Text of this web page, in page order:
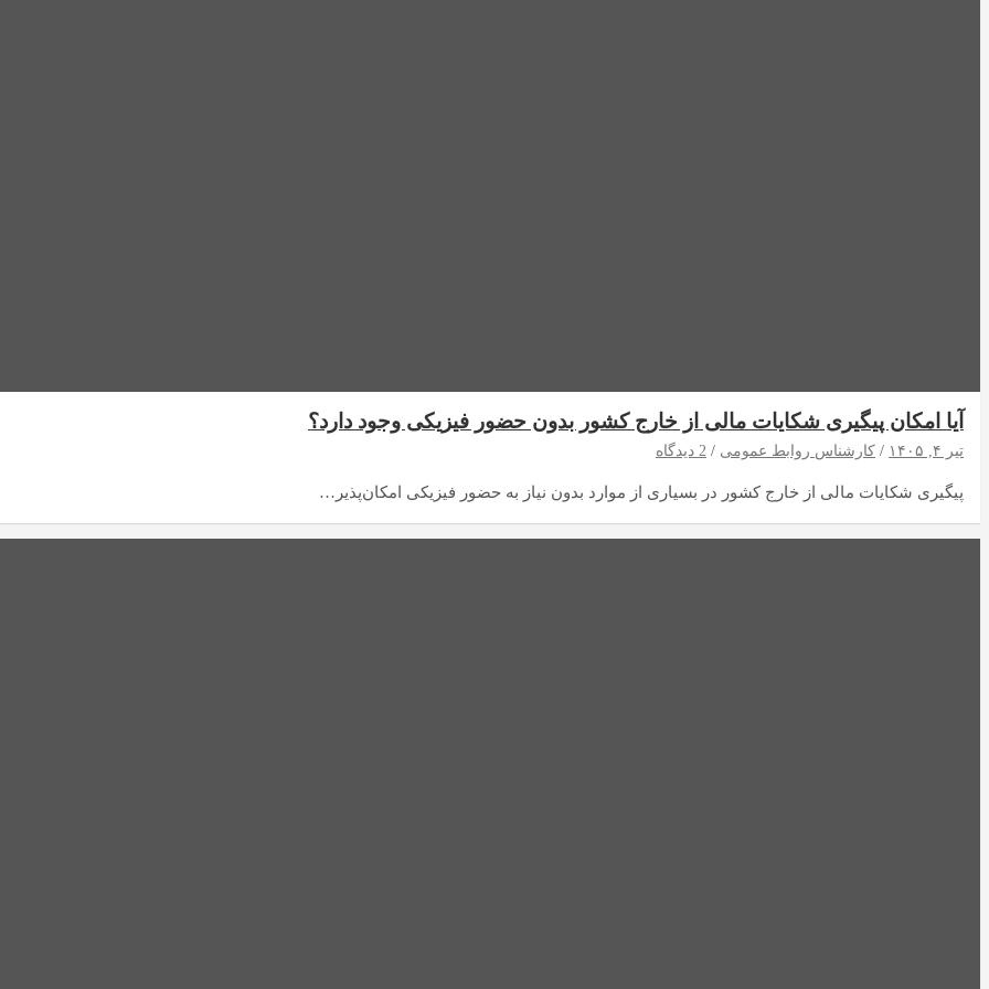
آیا امکان پیگیری شکایات مالی از خارج کشور بدون حضور فیزیکی وجود دارد؟
تیر ۴, ۱۴۰۵ کارشناس روابط عمومی 2 دیدگاه
پیگیری شکایات مالی از خارج کشور در بسیاری از موارد بدون نیاز به حضور فیزیکی امکان‌پذیر…